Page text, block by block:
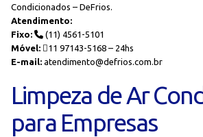
Condicionados – DeFrios.
Atendimento:
Fixo:
(11) 4561-5101
Móvel:
11 97143-5168 – 24hs
E-mail: atendimento@defrios.com.br
Limpeza de Ar
para Empresas